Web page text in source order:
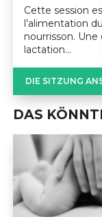
Cette session
l’alimentation
nourrisson.
lactation…
DIE SITZUNG
DAS